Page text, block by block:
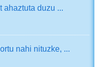
ahaztuta duzu ...
nahi nituzke, ...